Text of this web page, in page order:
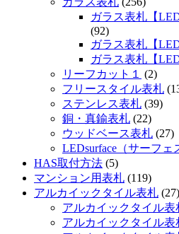
ガラス表札【
(92)
ガラス表札【
ガラス表札【
リーフカット１
(2)
フリースタイル表札
ステンレス表札 (39)
銅・真鍮表札 (22)
ウッドベース表札 (27)
LEDsurface（サーフェ
HAS取付方法 (5)
マンション用表札 (119)
アルカイックタイル表札 (27)
アルカイックタイル表
アルカイックタイル表